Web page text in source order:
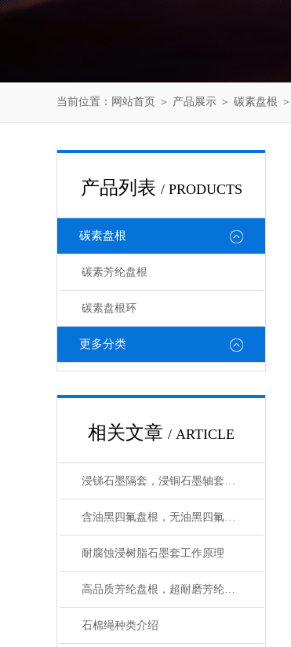
当前位置： 网站首页 ＞ 产品展示 ＞ 碳素盘根 ＞
产品列表 / PRODUCTS
碳素盘根
碳素芳纶盘根
碳素盘根环
更多分类
相关文章 / ARTICLE
浸锑石墨隔套，浸铜石墨轴套，浸铜石墨管应用性能
含油黑四氟盘根，无油黑四氟盘根如何选用
耐腐蚀浸树脂石墨套工作原理
高品质芳纶盘根，超耐磨芳纶纤维盘根性能介绍
石棉绳种类介绍